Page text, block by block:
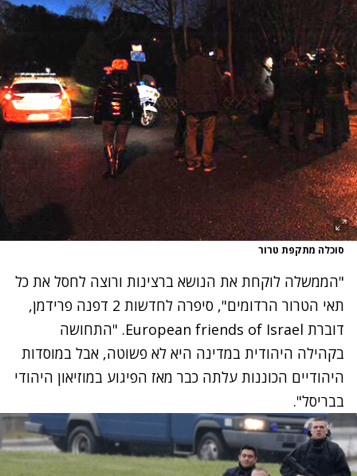
סוכלה מתקפת טרור
"הממשלה לוקחת את הנושא ברצינות ורוצה לחסל את כל
תאי הטרור הרדומים", סיפרה לחדשות 2 דפנה פרידמן,
דוברת European friends of Israel. "התחושה
בקהילה היהודית במדינה היא לא פשוטה, אבל במוסדות
היהודיים הכוננות עלתה כבר מאז הפיגוע במוזיאון היהודי
בבריסל".